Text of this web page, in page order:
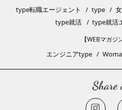
type転職エージェント type
type就活
type就活
【WEBマガジ
エンジニアtype